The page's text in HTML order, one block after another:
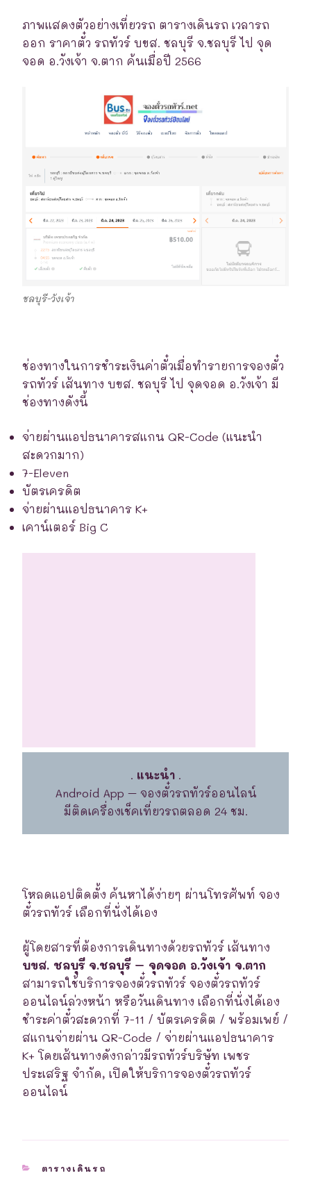
ภาพแสดงตัวอย่างเที่ยวรถ ตารางเดินรถ เวลารถ
ออก ราคาตั๋ว รถทัวร์ บขส. ชลบุรี จ.ชลบุรี ไป จุด
จอด อ.วังเจ้า จ.ตาก ค้นเมื่อปี 2566
ชลบุรี-วังเจ้า
ช่องทางในการชำระเงินค่าตั๋วเมื่อทำรายการจองตั๋ว
รถทัวร์ เส้นทาง บขส. ชลบุรี ไป จุดจอด อ.วังเจ้า มี
ช่องทางดังนี้
จ่ายผ่านแอปธนาคารสแกน QR-Code (แนะนำ
สะดวกมาก)
7-Eleven
บัตรเครดิต
จ่ายผ่านแอปธนาคาร K+
เคาน์เตอร์ Big C
. แนะนำ.
Android App – จองตั๋วรถทัวร์ออนไลน์
มีติดเครื่องเช็คเที่ยวรถตลอด 24 ชม.
โหลดแอปติดตั้ง ค้นหาได้ง่ายๆ ผ่านโทรศัพท์ จอง
ตั๋วรถทัวร์ เลือกที่นั่งได้เอง
ผู้โดยสารที่ต้องการเดินทางด้วยรถทัวร์ เส้นทาง
บขส. ชลบุรี จ.ชลบุรี – จุดจอด อ.วังเจ้า จ.ตาก
สามารถใช้บริการจองตั๋วรถทัวร์ จองตั๋วรถทัวร์
ออนไลน์ล่วงหน้า หรือวันเดินทาง เลือกที่นั่งได้เอง
ชำระค่าตั๋วสะดวกที่ 7-11 / บัตรเครดิต / พร้อมเพย์ /
สแกนจ่ายผ่าน QR-Code / จ่ายผ่านแอปธนาคาร
K+ โดยเส้นทางดังกล่าวมีรถทัวร์บริษัท เพชร
ประเสริฐ จำกัด, เปิดให้บริการจองตั๋วรถทัวร์
ออนไลน์
CATEGORIES
ตารางเดินรถ